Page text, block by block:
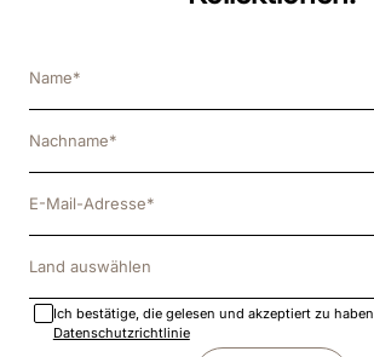
Land auswählen
Ich bestätige, die gelesen und akzeptiert zu haben
Datenschutzrichtlinie